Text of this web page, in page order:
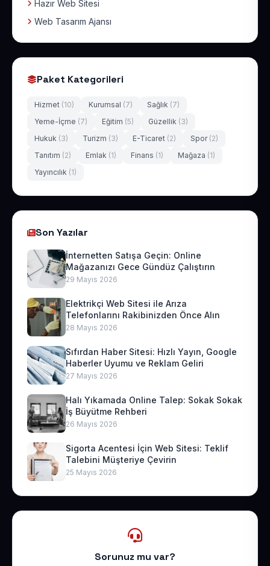
Hazır Web Sitesi
Web Tasarım Ajansı
Paket Kategorileri
Hizmet (10) Kurumsal (7) Sağlık (7)
Yeme-İçme (7) Eğitim (5) Güzellik (3)
Hukuk (3) Turizm (3) E-Ticaret (2) Spor (2)
Tanıtım (2) Emlak (1) Finans (1) Mağaza (1)
Yayıncılık (1)
Son Yazılar
İnternetten Satışa Geçin: Online
Mağazanızı Gece Gündüz Çalıştırın
29 Mayıs 2026
Elektrikçi Web Sitesi ile Arıza
Telefonlarını Rakibinizden Önce Alın
28 Mayıs 2026
Sıfırdan Haber Sitesi: Hızlı Yayın, Google
Haberler Uyumu ve Reklam Geliri
27 Mayıs 2026
Halı Yıkamada Online Talep: Sokak Sokak
İş Büyütme Rehberi
26 Mayıs 2026
Sigorta Acentesi İçin Web Sitesi: Teklif
Talebini Müşteriye Çevirin
25 Mayıs 2026
Sorunuz mu var?